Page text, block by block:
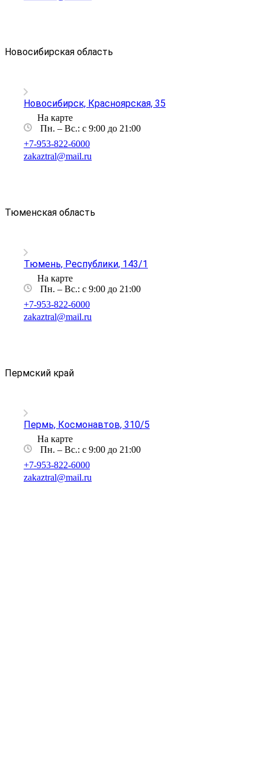
Новосибирская область
Новосибирск, Красноярская, 35
На карте
Пн. – Вс.: с 9:00 до 21:00
+7-953-822-6000
zakaztral@mail.ru
Тюменская область
Тюмень, Республики, 143/1
На карте
Пн. – Вс.: с 9:00 до 21:00
+7-953-822-6000
zakaztral@mail.ru
Пермский край
Пермь, Космонавтов, 310/5
На карте
Пн. – Вс.: с 9:00 до 21:00
+7-953-822-6000
zakaztral@mail.ru